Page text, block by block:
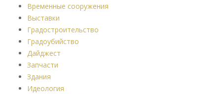
Временные сооружения
Выставки
Градостроительство
Градоубийство
Дайджест
Запчасти
Здания
Идеология